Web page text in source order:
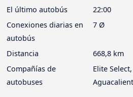
El último autobús
22:00
Conexiones diarias en
autobús
7 Ø
Distancia
668,8 km
Compañías de
autobuses
Elite